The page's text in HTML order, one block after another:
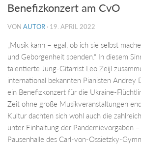
Benefizkonzert am CvO
VON AUTOR · 19. APRIL 2022
„Musik kann – egal, ob ich sie selbst
und Geborgenheit spenden.“ In diesem
talentierte Jung-Gitarrist Leo Zeijl
international bekannten Pianisten Andrey
ein Benefizkonzert für die Ukraine-
Zeit ohne große Musikveranstaltungen
Kultur dachten sich wohl auch die
unter Einhaltung der Pandemievorgaben
Pausenhalle des Carl-von-Ossietzky-